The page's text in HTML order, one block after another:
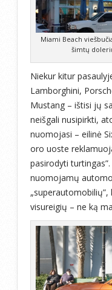
Miami Beach
šimtų
Niekur kitur
Lamborghini,
Mustang – ištisi jų
neišgali nusipirkti,
nuomojasi – eilinė
oro uoste
pasirodyti
nuomojamų
visureigių – ne ką